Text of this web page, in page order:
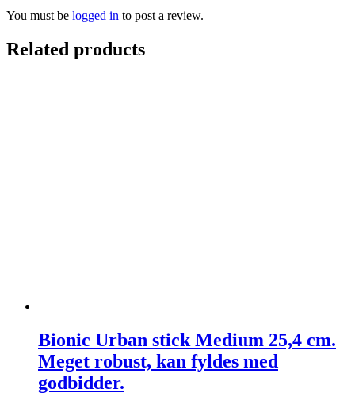
You must be logged in to post a review.
Related products
Bionic Urban stick Medium 25,4 cm.
Meget robust, kan fyldes med
godbidder.